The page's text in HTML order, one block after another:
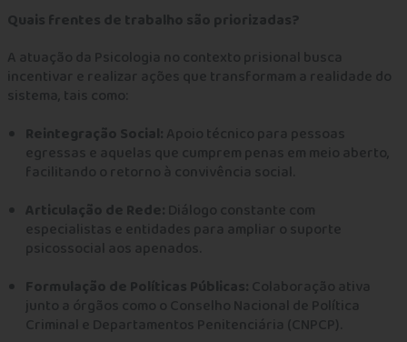
Quais frentes de trabalho são priorizadas?
A atuação da Psicologia no contexto prisional busca
incentivar e realizar ações que transformam a realidade do
sistema, tais como:
Reintegração Social: Apoio técnico para pessoas
egressas e aquelas que cumprem penas em meio aberto,
facilitando o retorno à convivência social.
Articulação de Rede: Diálogo constante com
especialistas e entidades para ampliar o suporte
psicossocial aos apenados.
Formulação de Políticas Públicas: Colaboração ativa
junto a órgãos como o Conselho Nacional de Política
Criminal e Departamentos Penitenciária (CNPCP).